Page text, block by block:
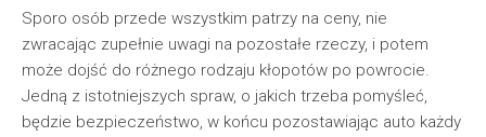
Sporo osób przede wszystkim patrzy na ceny, nie
zwracając zupełnie uwagi na pozostałe rzeczy, i potem
może dojść do różnego rodzaju kłopotów po powrocie.
Jedną z istotniejszych spraw, o jakich trzeba pomyśleć,
będzie bezpieczeństwo, w końcu pozostawiając auto każdy